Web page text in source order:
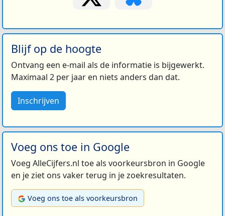
Blijf op de hoogte
Ontvang een e-mail als de informatie is bijgewerkt.
Maximaal 2 per jaar en niets anders dan dat.
Inschrijven
Voeg ons toe in Google
Voeg AlleCijfers.nl toe als voorkeursbron in Google
en je ziet ons vaker terug in je zoekresultaten.
Voeg ons toe als voorkeursbron